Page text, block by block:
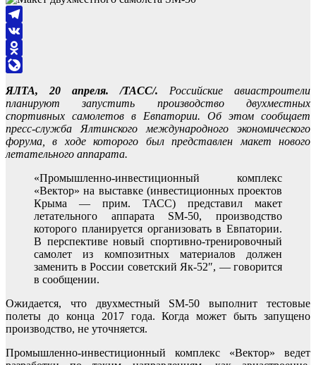
Telegram
VK
Odnoklassniki
ЯЛТА, 20 апреля. /ТАСС/. Российские авиастроители
планируют запустить производство двухместных
спортивных самолетов в Евпатории. Об этом сообщает
пресс-служба Ялтинского международного экономического
форума, в ходе которого был представлен макет нового
летательного аппарата.
«Промышленно-инвестиционный комплекс
«Вектор» на выставке (инвестиционных проектов
Крыма — прим. ТАСС) представил макет
летательного аппарата SM-50, производство
которого планируется организовать в Евпатории.
В перспективе новый спортивно-тренировочный
самолет из композитных материалов должен
заменить в России советский Як-52″, — говорится
в сообщении.
Ожидается, что двухместный SM-50 выполнит тестовые
полеты до конца 2017 года. Когда может быть запущено
производство, не уточняется.
Промышленно-инвестиционный комплекс «Вектор» ведет